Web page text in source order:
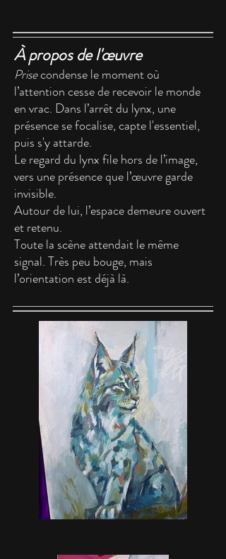
À propos de l'œuvre
Prisecondense le moment où
l’attention cesse de recevoir le monde
en vrac. Dans l’arrêt du lynx, une
présence se focalise, capte l'essentiel,
puis s'y attarde.
Le regard du lynx file hors de l’image,
vers une présence que l’œuvre garde
invisible.
Autour de lui, l’espace demeure ouvert
et retenu.
Toute la scène attendait le même
signal. Très peu bouge, mais
l’orientation est déjà là.